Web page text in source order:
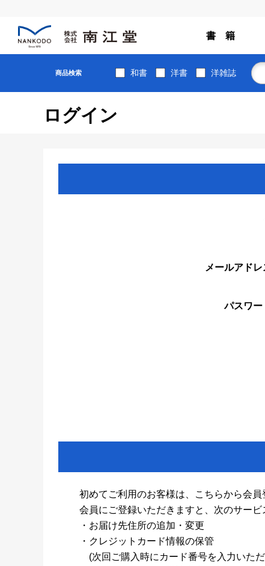
書 籍
商品検索 和書 洋書 洋雑誌
ログイン
メールアドレ
パスワー
初めてご利用のお客様は、こちらから会員
会員にご登録いただきますと、次のサービ
・お届け先住所の追加・変更
・クレジットカード情報の保管
(次回ご購入時にカード番号を入力いた